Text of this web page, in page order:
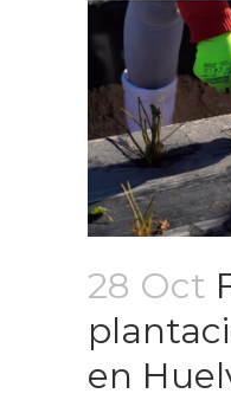
28 Oct
en